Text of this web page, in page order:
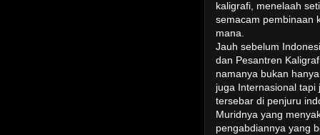
kaligrafi, menelaah
semacam pembinaan
mana.
Jauh sebelum
dan Pesantren
namanya bukan
juga Internasional
tersebar di penjuru
Muridnya yang
pengabdiannya yang